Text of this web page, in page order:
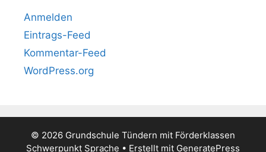
Anmelden
Eintrags-Feed
Kommentar-Feed
WordPress.org
© 2026 Grundschule Tündern mit Förderklassen
Schwerpunkt Sprache • Erstellt mit GeneratePress